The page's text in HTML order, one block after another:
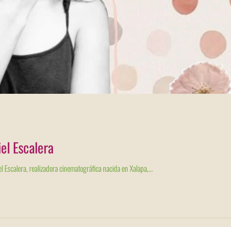
Escalera
realizadora cinematográfica nacida en Xalapa,...